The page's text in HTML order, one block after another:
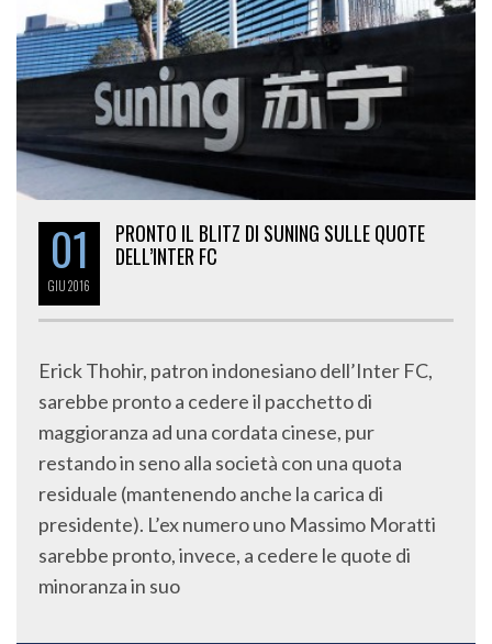
01
GIU2016
PRONTO IL BLITZ DI SUNING SULLE QUOTE
DELL’INTER FC
Erick Thohir, patron indonesiano dell’Inter FC,
sarebbe pronto a cedere il pacchetto di
maggioranza ad una cordata cinese, pur
restando in seno alla società con una quota
residuale (mantenendo anche la carica di
presidente). L’ex numero uno Massimo Moratti
sarebbe pronto, invece, a cedere le quote di
minoranza in suo